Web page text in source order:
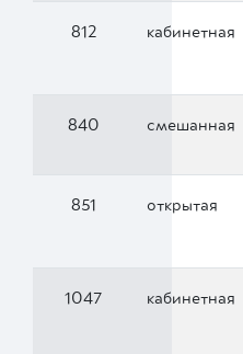
812 кабинетная
840 смешанная
851 открытая
1047 кабинетная